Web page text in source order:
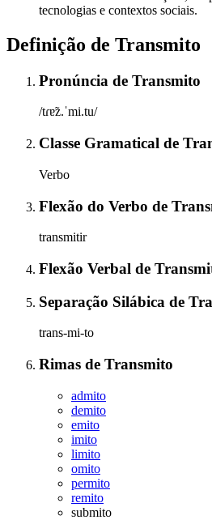
tecnologias e contextos sociais.
Definição de Transmito
Pronúncia de Transmito
/tɾɐ̃z.ˈmi.tu/
Classe Gramatical de
Verbo
Flexão do Verbo de
transmitir
Flexão Verbal de
Separação Silábica de
trans-mi-to
Rimas de Transmito
admito
demito
emito
imito
limito
omito
permito
remito
submito